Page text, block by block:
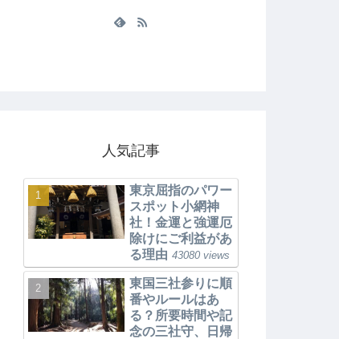
人気記事
東京屈指のパワー
スポット小網神
社！金運と強運厄
除けにご利益があ
る理由 43080 views
東国三社参りに順
番やルールはあ
る？所要時間や記
念の三社守、日帰